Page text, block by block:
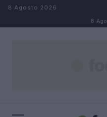
Salta al contenuto
8 Agosto 2026
8